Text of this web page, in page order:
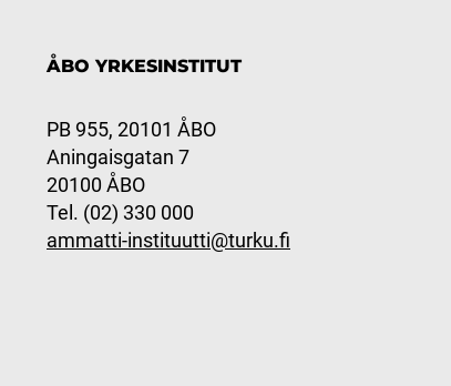
ÅBO YRKESINSTITUT
PB 955, 20101 ÅBO
Aningaisgatan 7
20100 ÅBO
Tel. (02) 330 000
ammatti-instituutti@turku.fi